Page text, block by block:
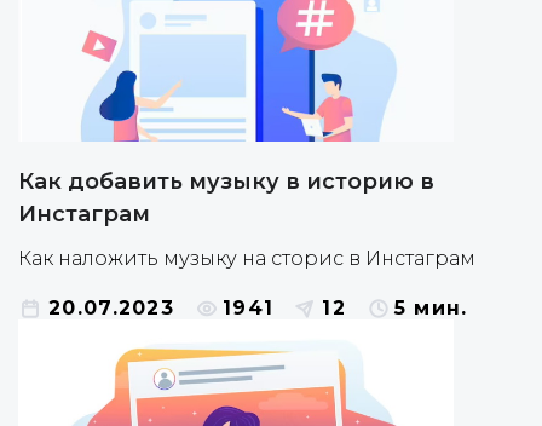
Как добавить музыку в историю в
Инстаграм
Как наложить музыку на сторис в Инстаграм
20.07.2023 1941 12 5 мин.